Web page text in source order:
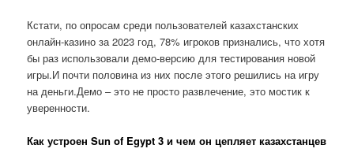
Кстати, по опросам среди пользователей казахстанских
онлайн-казино за 2023 год, 78% игроков признались, что хотя
бы раз использовали демо-версию для тестирования новой
игры.И почти половина из них после этого решились на игру
на деньги.Демо – это не просто развлечение, это мостик к
уверенности.
Как устроен Sun of Egypt 3 и чем он цепляет казахстанцев